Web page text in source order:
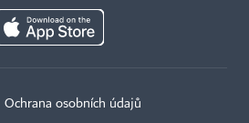
Ochrana osobních údajů